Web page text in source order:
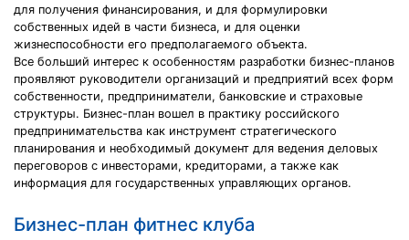
для получения финансирования, и для формулировки
собственных идей в части бизнеса, и для оценки
жизнеспособности его предполагаемого объекта.
Все больший интерес к особенностям разработки бизнес-планов
проявляют руководители организаций и предприятий всех форм
собственности, предприниматели, банковские и страховые
структуры. Бизнес-план вошел в практику российского
предпринимательства как инструмент стратегического
планирования и необходимый документ для ведения деловых
переговоров с инвесторами, кредиторами, а также как
информация для государственных управляющих органов.
Бизнес-план фитнес клуба